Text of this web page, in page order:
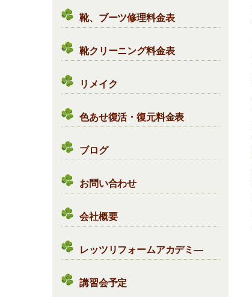
靴、ブーツ修理料金表
靴クリーニング料金表
リメイク
色あせ復活・復元料金表
ブログ
お問い合わせ
会社概要
レッツリフォームアカデミ―
講習会予定